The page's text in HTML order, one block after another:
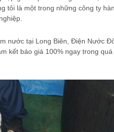
tôi là một trong những công ty
nước tại Long Biên, Điện Nước
kết báo giá 100% ngay trong